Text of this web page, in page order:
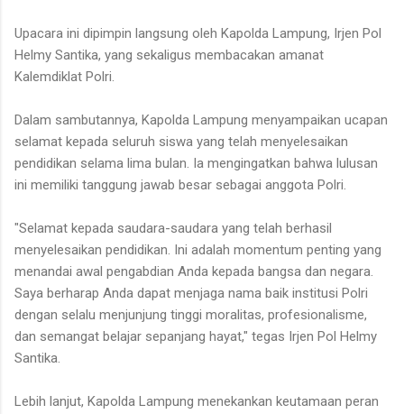
Upacara ini dipimpin langsung oleh Kapolda Lampung, Irjen Pol
Helmy Santika, yang sekaligus membacakan amanat
Kalemdiklat Polri.
Dalam sambutannya, Kapolda Lampung menyampaikan ucapan
selamat kepada seluruh siswa yang telah menyelesaikan
pendidikan selama lima bulan. Ia mengingatkan bahwa lulusan
ini memiliki tanggung jawab besar sebagai anggota Polri.
"Selamat kepada saudara-saudara yang telah berhasil
menyelesaikan pendidikan. Ini adalah momentum penting yang
menandai awal pengabdian Anda kepada bangsa dan negara.
Saya berharap Anda dapat menjaga nama baik institusi Polri
dengan selalu menjunjung tinggi moralitas, profesionalisme,
dan semangat belajar sepanjang hayat," tegas Irjen Pol Helmy
Santika.
Lebih lanjut, Kapolda Lampung menekankan keutamaan peran